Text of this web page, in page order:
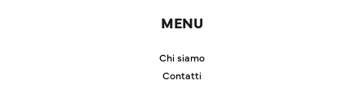
MENU
Chi siamo
Contatti